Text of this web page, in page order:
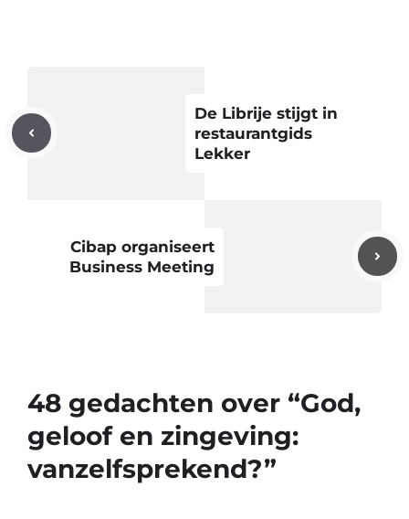
De Librije stijgt in
restaurantgids
Lekker
Cibap organiseert
Business Meeting
48 gedachten over “God,
geloof en zingeving:
vanzelfsprekend?”